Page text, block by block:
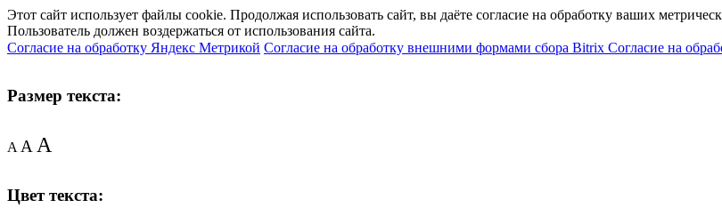
Этот сайт использует файлы cookie. Продолжая использовать сайт, вы даёте согласие на обработку ваших
Пользователь должен воздержаться от использования сайта.
Согласие на обработку Яндекс Метрикой Согласие на обработку внешними формами сбора Bitrix Согласие на
Размер текста:
AAA
Цвет текста: